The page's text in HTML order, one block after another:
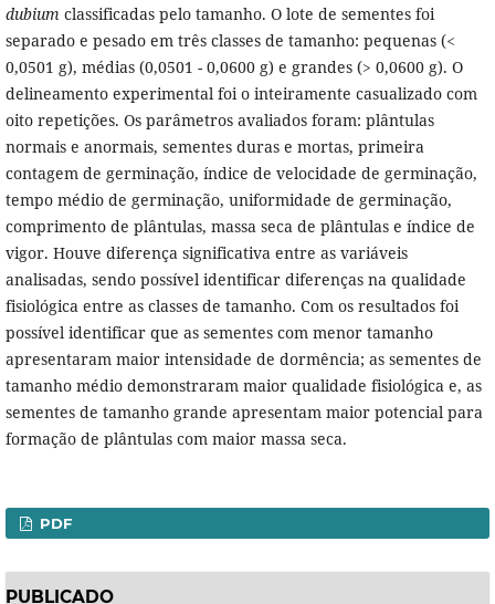
dubium classificadas pelo tamanho. O lote de sementes foi
separado e pesado em três classes de tamanho: pequenas (<
0,0501 g), médias (0,0501 - 0,0600 g) e grandes (> 0,0600 g). O
delineamento experimental foi o inteiramente casualizado com
oito repetições. Os parâmetros avaliados foram: plântulas
normais e anormais, sementes duras e mortas, primeira
contagem de germinação, índice de velocidade de germinação,
tempo médio de germinação, uniformidade de germinação,
comprimento de plântulas, massa seca de plântulas e índice de
vigor. Houve diferença significativa entre as variáveis
analisadas, sendo possível identificar diferenças na qualidade
fisiológica entre as classes de tamanho. Com os resultados foi
possível identificar que as sementes com menor tamanho
apresentaram maior intensidade de dormência; as sementes de
tamanho médio demonstraram maior qualidade fisiológica e, as
sementes de tamanho grande apresentam maior potencial para
formação de plântulas com maior massa seca.
PDF
PUBLICADO